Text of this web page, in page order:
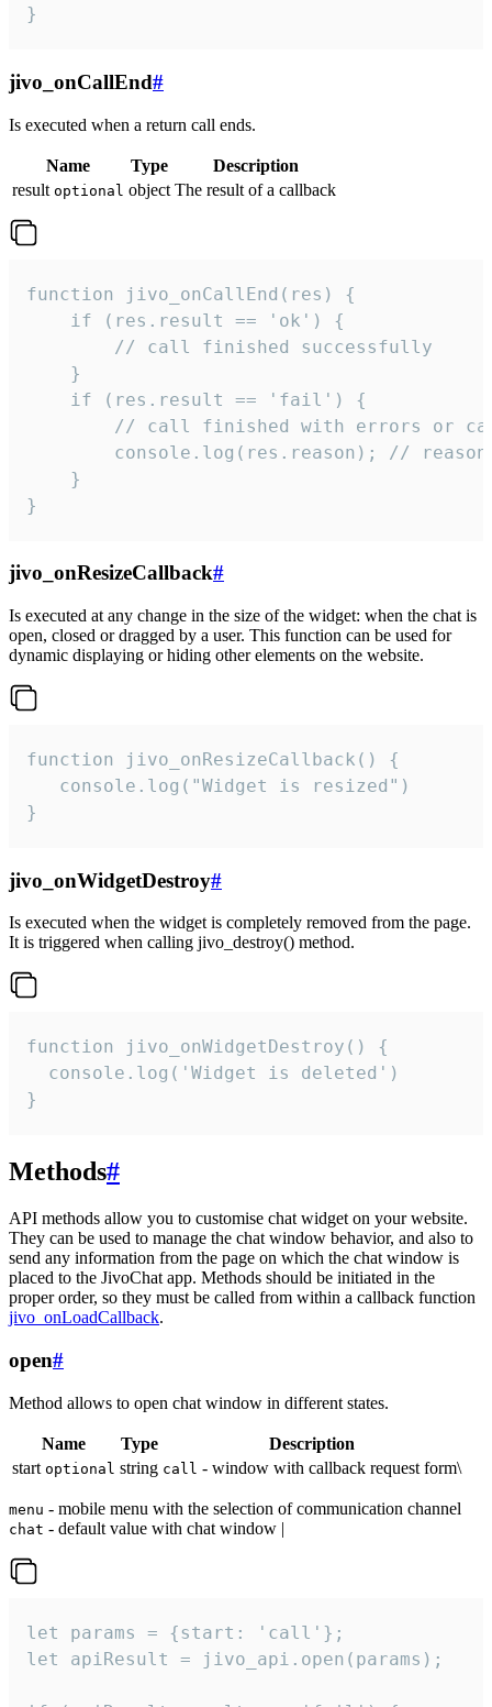
}
jivo_onCallEnd#
Is executed when a return call ends.
Name Type
Description
result optional object The result of a callback
function jivo_onCallEnd(res) {
    if (res.result == 'ok') {
        // call finished successfully
    }
    if (res.result == 'fail') {
// call finished with errors or
console.log(res.reason); //
    }
}
jivo_onResizeCallback#
Is executed at any change in the size of the widget: when the chat is
open, closed or dragged by a user. This function can be used for
dynamic displaying or hiding other elements on the website.
function jivo_onResizeCallback() {
   console.log("Widget is resized")
}
jivo_onWidgetDestroy#
Is executed when the widget is completely removed from the page.
It is triggered when calling jivo_destroy() method.
function jivo_onWidgetDestroy() {
  console.log('Widget is deleted')
}
Methods#
API methods allow you to customise chat widget on your website.
They can be used to manage the chat window behavior, and also to
send any information from the page on which the chat window is
placed to the JivoChat app. Methods should be initiated in the
proper order, so they must be called from within a callback function
jivo_onLoadCallback.
open#
Method allows to open chat window in different states.
Name Type
Description
start optional string call - window with callback request form\
menu - mobile menu with the selection of communication channel
chat - default value with chat window |
let params = {start: 'call'};
let apiResult = jivo_api.open(params);